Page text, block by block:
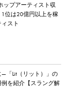
ップアーティスト収
1位は20億円以上を稼
スト
「Lit（リット）」の
を紹介【スラング解